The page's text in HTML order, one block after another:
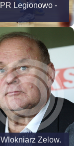
Legionowo -
Zelow.